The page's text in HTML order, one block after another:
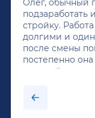
подзаработать
стройку.
долгими и
после смены
постепенно
крепкий
было
Довженко.